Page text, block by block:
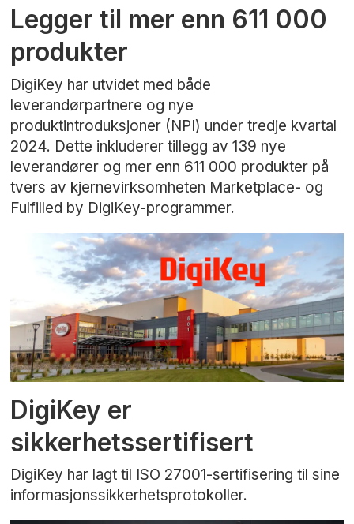
Legger til mer enn 611 000
produkter
DigiKey har utvidet med både
leverandørpartnere og nye
produktintroduksjoner (NPI) under tredje kvartal
2024. Dette inkluderer tillegg av 139 nye
leverandører og mer enn 611 000 produkter på
tvers av kjernevirksomheten Marketplace- og
Fulfilled by DigiKey-programmer.
DigiKey er
sikkerhetssertifisert
DigiKey har lagt til ISO 27001-sertifisering til sine
informasjonssikkerhetsprotokoller.